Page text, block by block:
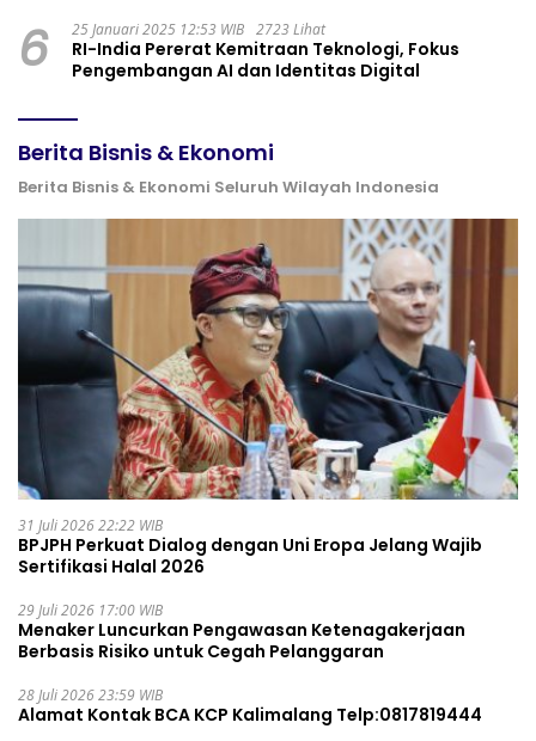
6 25 Januari 2025 12:53 WIB 2723 Lihat
RI-India Pererat Kemitraan Teknologi, Fokus
Pengembangan AI dan Identitas Digital
Berita Bisnis & Ekonomi
Berita Bisnis & Ekonomi Seluruh Wilayah Indonesia
31 Juli 2026 22:22 WIB
BPJPH Perkuat Dialog dengan Uni Eropa Jelang Wajib
Sertifikasi Halal 2026
29 Juli 2026 17:00 WIB
Menaker Luncurkan Pengawasan Ketenagakerjaan
Berbasis Risiko untuk Cegah Pelanggaran
28 Juli 2026 23:59 WIB
Alamat Kontak BCA KCP Kalimalang Telp:0817819444